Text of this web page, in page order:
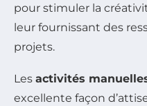
pour stimuler la
leur fournissant des
projets.
Les activités
excellente façon